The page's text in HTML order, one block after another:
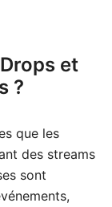
et
?
que les
des streams
sont